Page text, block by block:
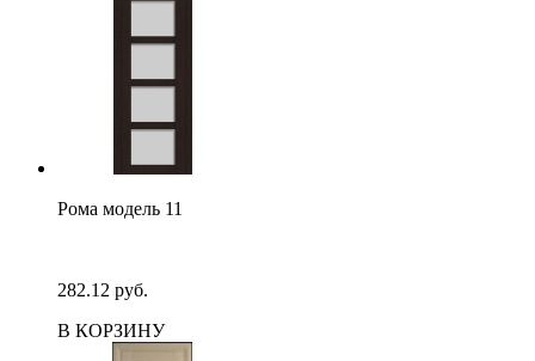
Рома модель 11
282.12 руб.
В КОРЗИНУ